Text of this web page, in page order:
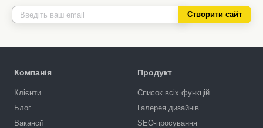
Створити сайт
Компанія
Клієнти
Блог
Вакансії
Продукт
Список всіх функцій
Галерея дизайнів
SEO-просування